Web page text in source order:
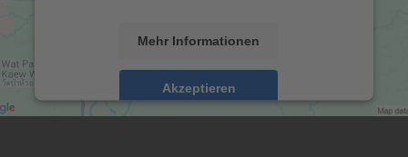
Mehr Informationen
Akzeptieren
powered byUsercentrics Consent Management